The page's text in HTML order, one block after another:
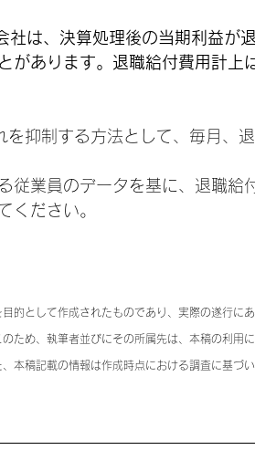
社は、決算処理後の当期利益が
があります。退職給付費用計上
抑制する方法として、毎月、
従業員のデータを基に、退職給
ください。
的として作成されたものであり、実際の遂行に
ため、執筆者並びにその所属先は、本稿の利用
本稿記載の情報は作成時点における調査に基づ